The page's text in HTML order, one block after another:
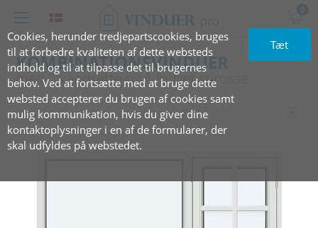
Cookies, herunder tredjepartscookies, bruges
til at forbedre kvaliteten af dette websteds
indhold og til at tilpasse det til brugernes
behov. Ved at fortsætte med at bruge dette
websted accepterer du brugen af cookies samt
mulig kommunikation, hvis du giver dine
kontaktoplysninger i en af de formularer, der
skal udfyldes på webstedet.
Tæt
0
KOMBINATIONSVINDUER
med‏‏‎ ‎2 vandrette og 1 lodret sprosse